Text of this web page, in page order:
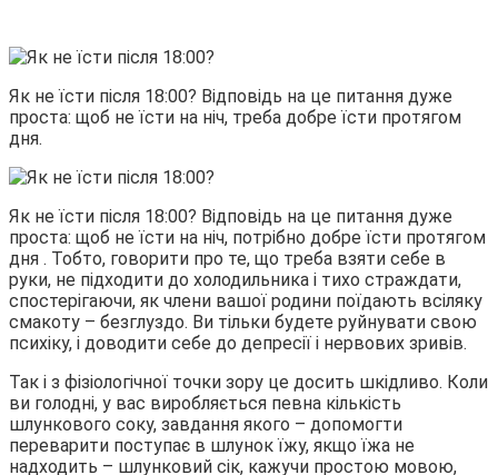
Як не їсти після 18:00? Відповідь на це питання дуже
проста: щоб не їсти на ніч, треба добре їсти протягом
дня.
Як не їсти після 18:00? Відповідь на це питання дуже
проста: щоб не їсти на ніч, потрібно добре їсти протягом
дня . Тобто, говорити про те, що треба взяти себе в
руки, не підходити до холодильника і тихо страждати,
спостерігаючи, як члени вашої родини поїдають всіляку
смакоту – безглуздо. Ви тільки будете руйнувати свою
психіку, і доводити себе до депресії і нервових зривів.
Так і з фізіологічної точки зору це досить шкідливо. Коли
ви голодні, у вас виробляється певна кількість
шлункового соку, завдання якого – допомогти
переварити поступає в шлунок їжу, якщо їжа не
надходить – шлунковий сік, кажучи простою мовою,